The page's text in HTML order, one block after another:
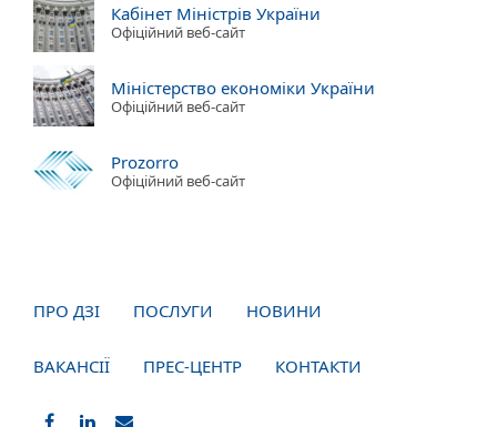
Кабінет Міністрів України
Офіційний веб-сайт
Міністерство економіки України
Офіційний веб-сайт
Prozorro
Офіційний веб-сайт
ПРО ДЗІ ПОСЛУГИ НОВИНИ
ВАКАНСІЇ ПРЕС-ЦЕНТР КОНТАКТИ